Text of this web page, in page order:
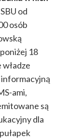
od
osób
18
ami,
są
dla